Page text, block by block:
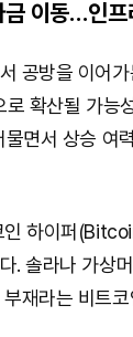
금 이동…인프
공방을 이어
로 확산될 가능
면서 상승 여
인 하이퍼
. 솔라나 가상
재라는 비트